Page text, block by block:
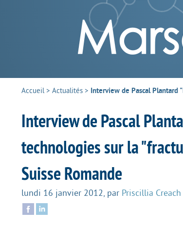
Accueil> Actualités > Interview de Pascal Plantard
Interview de Pascal
technologies sur la
Suisse Romande
lundi 16 janvier 2012 par Priscillia Creach